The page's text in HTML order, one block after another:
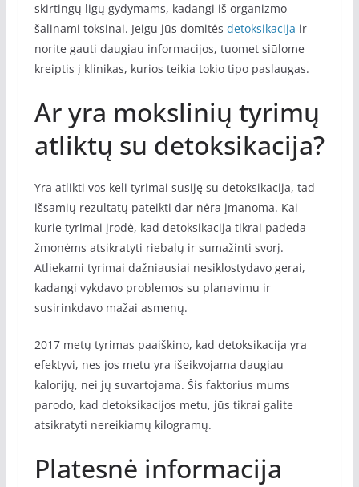
skirtingų ligų gydymams, kadangi iš organizmo
šalinami toksinai. Jeigu jūs domitės detoksikacija ir
norite gauti daugiau informacijos, tuomet siūlome
kreiptis į klinikas, kurios teikia tokio tipo paslaugas.
Ar yra mokslinių tyrimų
atliktų su detoksikacija?
Yra atlikti vos keli tyrimai susiję su detoksikacija, tad
išsamių rezultatų pateikti dar nėra įmanoma. Kai
kurie tyrimai įrodė, kad detoksikacija tikrai padeda
žmonėms atsikratyti riebalų ir sumažinti svorį.
Atliekami tyrimai dažniausiai nesiklostydavo gerai,
kadangi vykdavo problemos su planavimu ir
susirinkdavo mažai asmenų.
2017 metų tyrimas paaiškino, kad detoksikacija yra
efektyvi, nes jos metu yra išeikvojama daugiau
kalorijų, nei jų suvartojama. Šis faktorius mums
parodo, kad detoksikacijos metu, jūs tikrai galite
atsikratyti nereikiamų kilogramų.
Platesnė informacija